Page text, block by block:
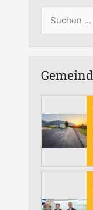
h
e
n
a
c
: